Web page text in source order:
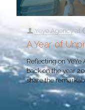
Yeye Agency at
A Year of
Reflecting on YeYe
back on the year
share the